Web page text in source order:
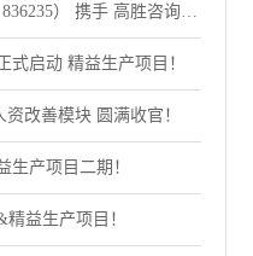
） 携手 高胜咨询｜
式启动 精益生产项目！
改善模块 圆满收官！
生产项目二期！
益生产项目！